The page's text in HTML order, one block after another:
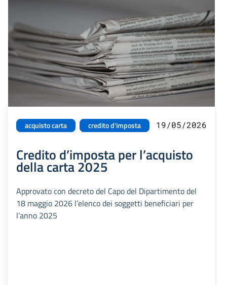
acquisto carta credito d'imposta 19/05/2026
Credito d’imposta per l’acquisto
della carta 2025
Approvato con decreto del Capo del Dipartimento del
18 maggio 2026 l’elenco dei soggetti beneficiari per
l’anno 2025